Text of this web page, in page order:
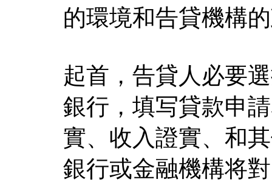
的環境和告貸機構
起首，告貸人必要
銀行，填写貸款申
實、收入證實、和
銀行或金融機構将